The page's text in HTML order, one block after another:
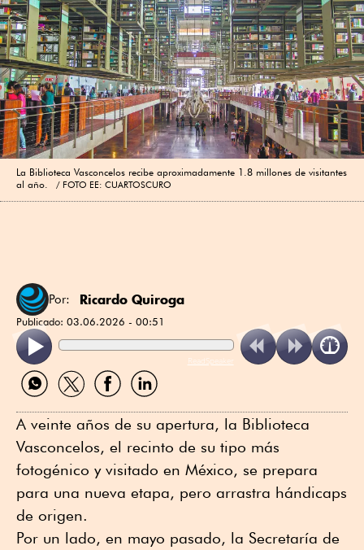
La Biblioteca Vasconcelos recibe aproximadamente 1.8 millones de visitantes
al año.
FOTO EE: CUARTOSCURO
Por: Ricardo Quiroga
Publicado: 03.06.2026 - 00:51
ReadSpeaker
Compartir
por
Compartir
por
Compartir
por
Compartir
por
A veinte años de su apertura, la Biblioteca
Vasconcelos, el recinto de su tipo más
fotogénico y visitado en México, se prepara
para una nueva etapa, pero arrastra hándicaps
de origen.
Por un lado, en mayo pasado, la Secretaría de